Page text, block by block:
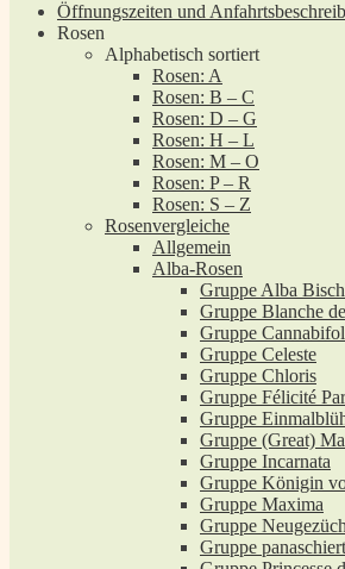
Öffnungszeiten und
Rosen
Alphabetisch sortiert
Rosen: A
Rosen: B – C
Rosen: D – G
Rosen: H – L
Rosen: M – O
Rosen: P – R
Rosen: S – Z
Rosenvergleiche
Allgemein
Alba-Rosen
Gruppe Alba
Gruppe Blanche
Gruppe
Gruppe Celeste
Gruppe Chloris
Gruppe Félicité
Gruppe
Gruppe (Great)
Gruppe Incarnata
Gruppe Königin
Gruppe Maxima
Gruppe
Gruppe